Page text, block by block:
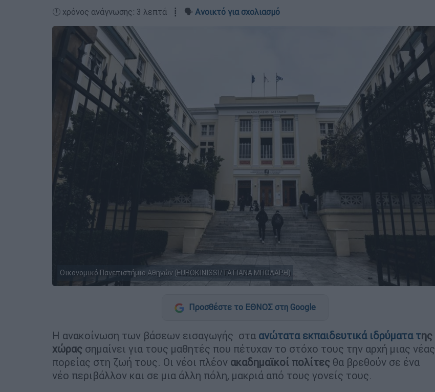
🕛 χρόνος ανάγνωσης: 3 λεπτά ┋ 🗣️ Ανοικτό για σχολιασμό
Οικονομικό Πανεπιστήμιο Αθηνών (EUROKINISSI/TATIANA ΜΠΟΛΑΡΗ)
Προσθέστε το ΕΘΝΟΣ στη Google
Η ανακοίνωση των βάσεων εισαγωγής στα ανώτατα εκπαιδευτικά ιδρύματα της
χώρας σημαίνει για τους μαθητές που πέτυχαν το στόχο τους την αρχή μιας νέας
πορείας στη ζωή τους. Οι νέοι πλέον ακαδημαϊκοί πολίτες θα βρεθούν σε ένα
νέο περιβάλλον και σε μια άλλη πόλη, μακριά από τους γονείς τους.